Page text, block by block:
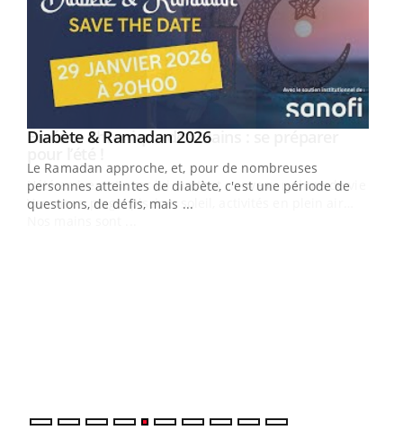
Youtube
Diabète & Ramadan 2026Youtube
Le Ramadan approche, et, pour de nombreuses
personnes atteintes de diabète, c'est une période de
questions, de défis, mais ...